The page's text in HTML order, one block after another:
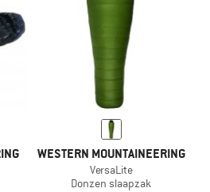
WESTERN MOUNTAINEERING
VersaLite
Donzen slaapzak